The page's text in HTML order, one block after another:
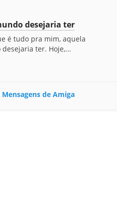
desejaria ter
é tudo pra mim, aquela
ter. Hoje,...
Mensagens de Amiga